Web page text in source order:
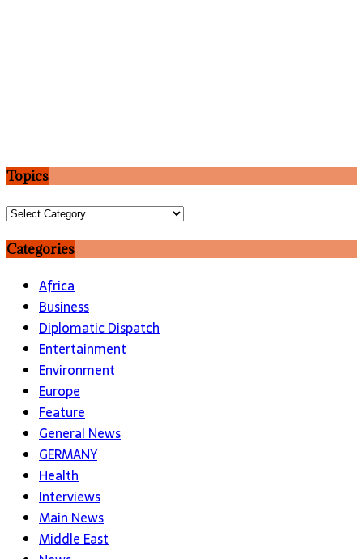
Topics
Topics
Categories
Africa
Business
Diplomatic Dispatch
Entertainment
Environment
Europe
Feature
General News
GERMANY
Health
Interviews
Main News
Middle East